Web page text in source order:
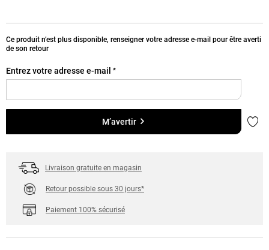
Ce produit n’est plus disponible, renseigner votre adresse e-mail pour être averti
de son retour
Entrez votre adresse e-mail *
M’avertir
Livraison gratuite en magasin
Retour possible sous 30 jours*
Paiement 100% sécurisé